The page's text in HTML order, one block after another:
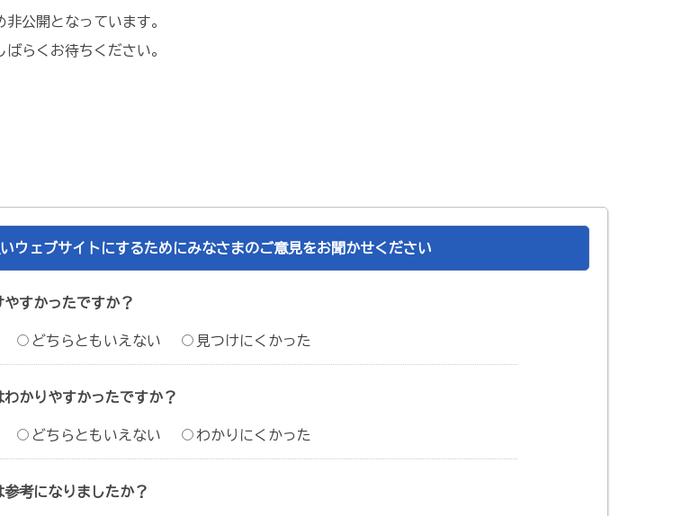
公開となっています。
らくお待ちください。
ウェブサイトにするためにみなさまのご意見をお聞かせください
すかったですか？
どちらともいえない 見つけにくかった
かりやすかったですか？
どちらともいえない わかりにくかった
考になりましたか？